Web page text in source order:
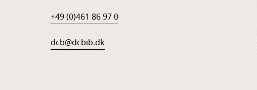
+49 (0)461 86 97 0
dcb@dcbib.dk